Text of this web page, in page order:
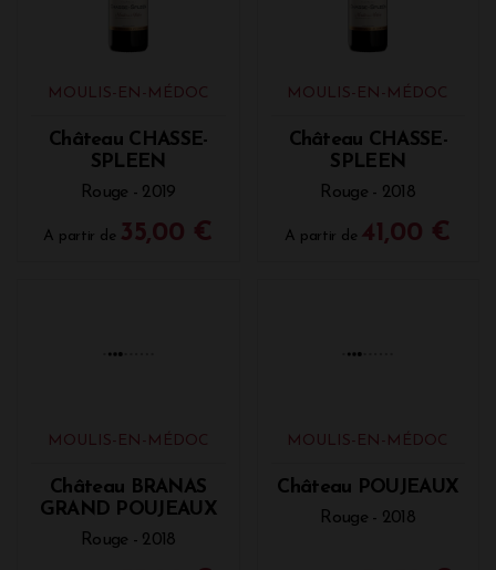
MOULIS-EN-MÉDOC
Château CHASSE-
SPLEEN
Rouge - 2019
A partir de 35,00 €
MOULIS-EN-MÉDOC
Château CHASSE-
SPLEEN
Rouge - 2018
A partir de 41,00 €
MOULIS-EN-MÉDOC MOULIS-EN-MÉDOC